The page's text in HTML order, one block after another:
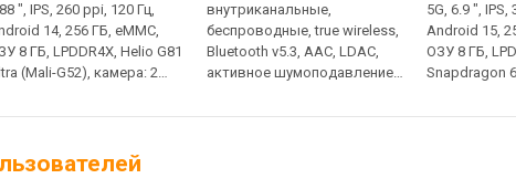
", IPS, 260 ppi, 120 Гц,
14, 256 ГБ, eMMC,
8 ГБ, LPDDR4X, Helio G81
(Mali-G52), камера: 2
5160 мАч, 204 г, без
внутриканальные,
беспроводные, true wireless,
Bluetooth v5.3, AAC, LDAC,
активное шумоподавление,
ассистент, влагозащита,
5G, 6.9 ", IPS,
Android 15,
ОЗУ 8 ГБ,
Snapdragon
50 МП, Wi-Fi